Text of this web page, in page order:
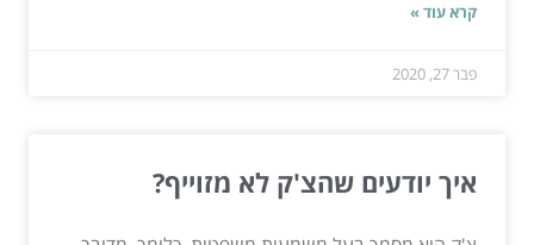
קרא עוד »
פבר 27, 2020
איך יודעים שהצ'ק לא מזוייף?